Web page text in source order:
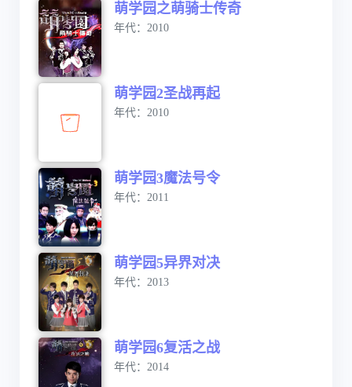
萌学园之萌骑士传奇
年代：2010
萌学园2圣战再起
年代：2010
萌学园3魔法号令
年代：2011
萌学园5异界对决
年代：2013
萌学园6复活之战
年代：2014